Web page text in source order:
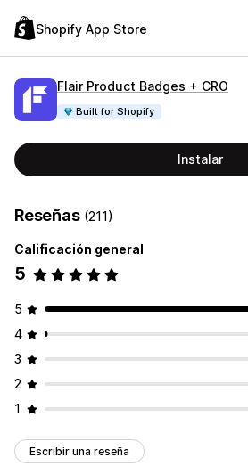
Shopify App Store
Flair Product Badges + CRO
Built for Shopify
Instalar
Reseñas (211)
Calificación general
5
5
4
3
2
1
Escribir una reseña